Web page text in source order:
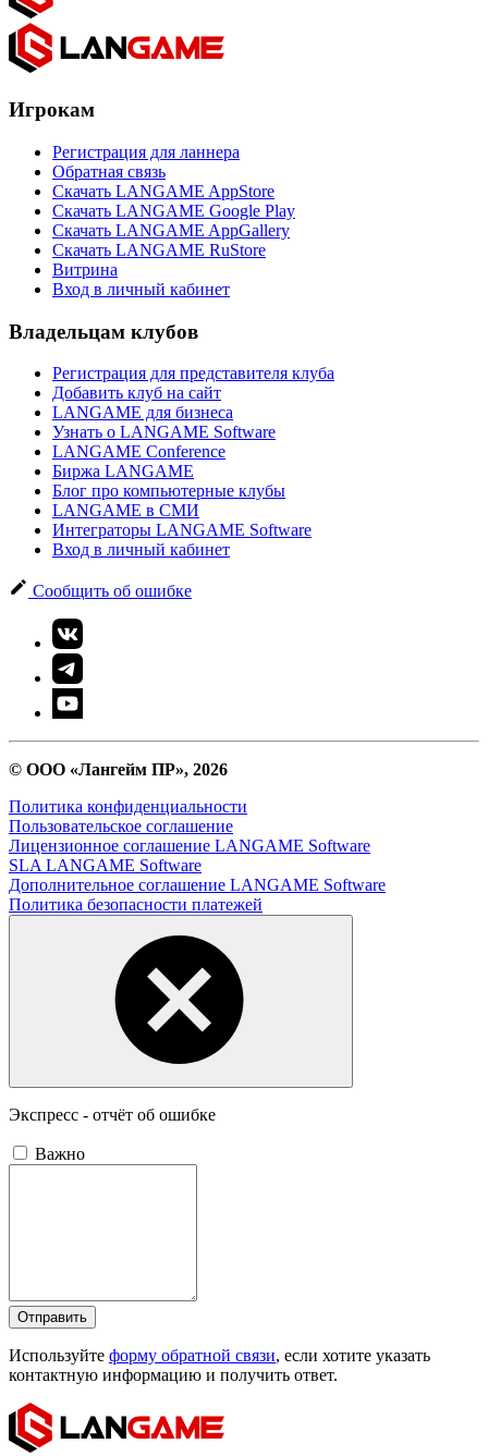
Игрокам
Регистрация для ланнера
Обратная связь
Скачать LANGAME AppStore
Скачать LANGAME Google Play
Скачать LANGAME AppGallery
Скачать LANGAME RuStore
Витрина
Вход в личный кабинет
Владельцам клубов
Регистрация для представителя клуба
Добавить клуб на сайт
LANGAME для бизнеса
Узнать о LANGAME Software
LANGAME Conference
Биржа LANGAME
Блог про компьютерные клубы
LANGAME в СМИ
Интеграторы LANGAME Software
Вход в личный кабинет
Сообщить об ошибке
© ООО «Лангейм ПР», 2026
Политика конфиденциальности
Пользовательское соглашение
Лицензионное соглашение LANGAME Software
SLA LANGAME Software
Дополнительное соглашение LANGAME Software
Политика безопасности платежей
Экспресс - отчёт об ошибке
Важно
Отправить
Используйте форму обратной связи, если хотите указать
контактную информацию и получить ответ.